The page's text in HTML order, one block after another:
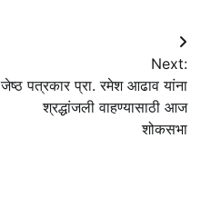
Next:
जेष्ठ पत्रकार प्रा. रमेश आढाव यांना
श्रद्धांजली वाहण्यासाठी आज
शोकसभा